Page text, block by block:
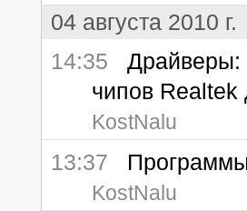
04 августа 2010 г.
14:35 Драйверы:
чипов
KostNalu
13:37
KostNalu